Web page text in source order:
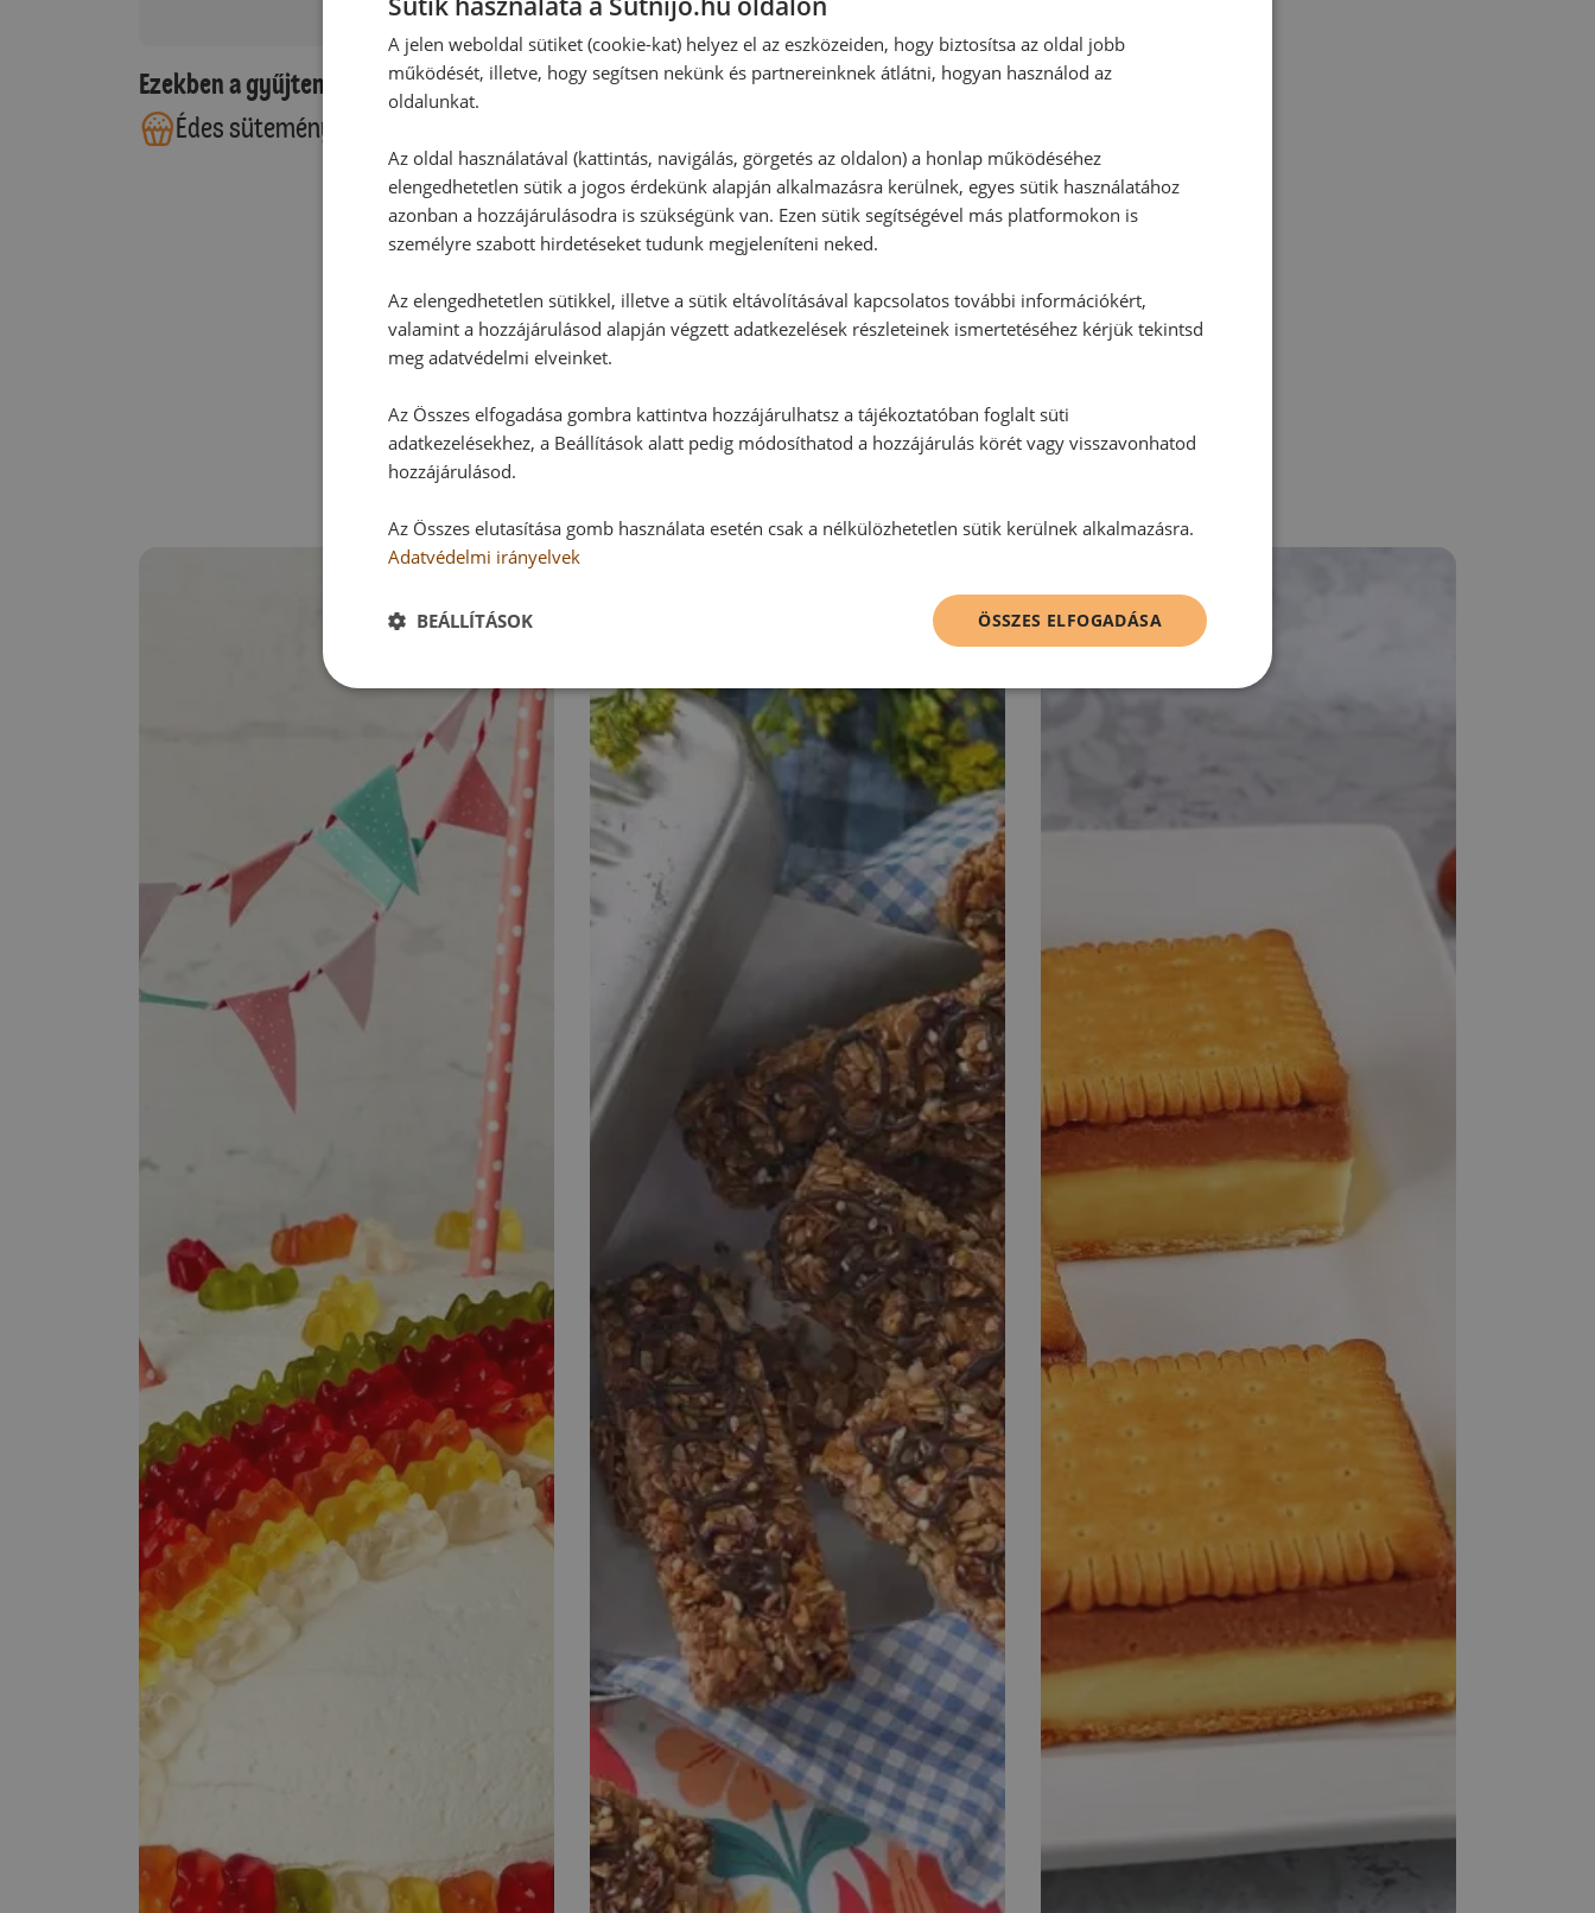
Ezekben a gyűjteményekben található:
Édes sütemények
Hozzászólások
Hozzászólás írása
Vélemény írásához, kérjük,jelentkezz be!
RECEPTAJÁNLÓ
A jelen weboldal sütiket (cookie-kat) helyez el az eszközeiden, hogy biztosítsa az oldal jobb
működését, illetve, hogy segítsen nekünk és partnereinknek átlátni, hogyan használod az
oldalunkat.
Az oldal használatával (kattintás, navigálás, görgetés az oldalon) a honlap működéséhez
elengedhetetlen sütik a jogos érdekünk alapján alkalmazásra kerülnek, egyes sütik használatához
azonban a hozzájárulásodra is szükségünk van. Ezen sütik segítségével más platformokon is
személyre szabott hirdetéseket tudunk megjeleníteni neked.
Az elengedhetetlen sütikkel, illetve a sütik eltávolításával kapcsolatos további információkért,
valamint a hozzájárulásod alapján végzett adatkezelések részleteinek ismertetéséhez kérjük tekintsd
meg adatvédelmi elveinket.
Az Összes elfogadása gombra kattintva hozzájárulhatsz a tájékoztatóban foglalt süti
adatkezelésekhez, a Beállítások alatt pedig módosíthatod a hozzájárulás körét vagy visszavonhatod
hozzájárulásod.
Az Összes elutasítása gomb használata esetén csak a nélkülözhetetlen sütik kerülnek alkalmazásra.
Adatvédelmi irányelvek
ÖSSZES ELFOGADÁSA
BEÁLLÍTÁSOK